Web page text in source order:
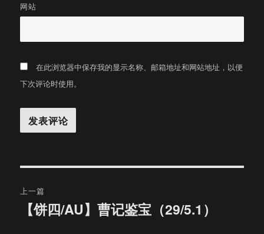
网站
在此浏览器中保存我的显示名称、邮箱地址和网站地址，以便
下次评论时使用。
章
上一篇
【饼四/AU】曹记鉴宝（29/5.1）